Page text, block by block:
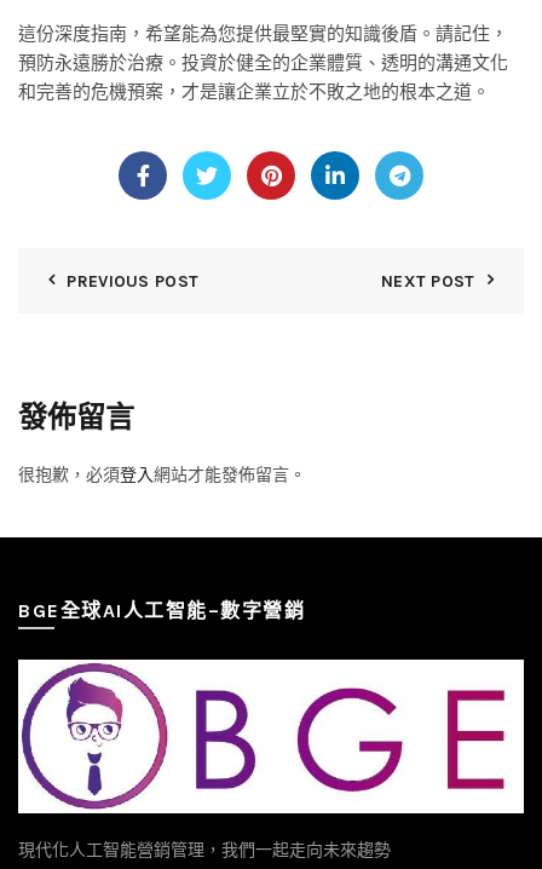
這份深度指南，希望能為您提供最堅實的知識後盾。請記住，
預防永遠勝於治療。投資於健全的企業體質、透明的溝通文化
和完善的危機預案，才是讓企業立於不敗之地的根本之道。
PREVIOUS POST NEXT POST
發佈留言
很抱歉，必須登入網站才能發佈留言。
BGE全球AI人工智能–數字營銷
現代化人工智能營銷管理，我們一起走向未來趨勢